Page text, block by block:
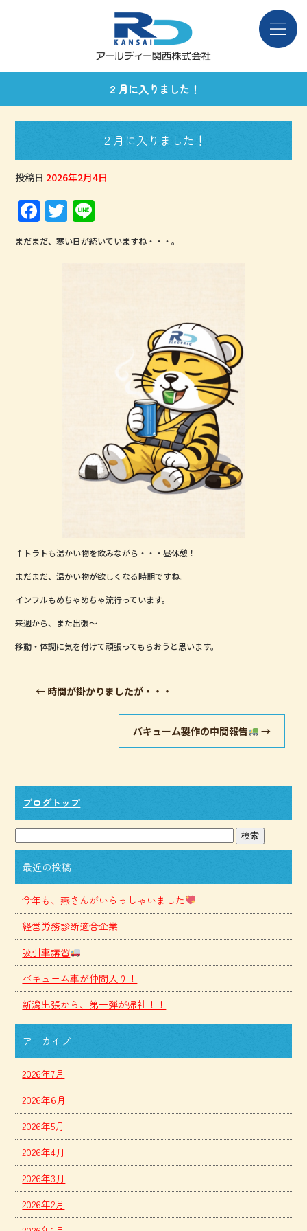
２月に入りました！
２月に入りました！
投稿日 2026年2月4日
F
a
c
T
w
it
n
e
まだまだ、寒い日が続いていますね・・・。
↑トラトも温かい物を飲みながら・・・昼休憩！
まだまだ、温かい物が欲しくなる時期ですね。
インフルもめちゃめちゃ流行っています。
来週から、また出張～
移動・体調に気を付けて頑張ってもらおうと思います。
← 時間が掛かりましたが・・・
バキューム製作の中間報告 →
ブログトップ
最近の投稿
今年も、燕さんがいらっしゃいました
経営労務診断適合企業
吸引車講習
バキューム車が仲間入り！
新潟出張から、第一弾が帰社！！
アーカイブ
2026年7月
2026年6月
2026年5月
2026年4月
2026年3月
2026年2月